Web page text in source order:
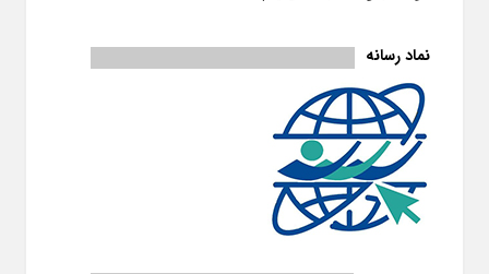
نماد رسانه